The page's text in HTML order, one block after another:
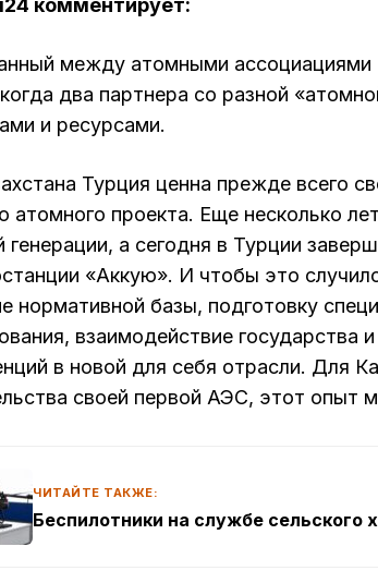
комментирует:
между атомными ассоциациями
два партнера со разной
и ресурсами.
Турция ценна прежде всего
атомного проекта. Еще несколько
генерации, а сегодня в Турции
«Аккую». И чтобы это
нормативной базы, подготовку
взаимодействие государства
в новой для себя отрасли. Для
своей первой АЭС, этот опыт
ЧИТАЙТЕ ТАКЖЕ:
Беспилотники на службе сельского